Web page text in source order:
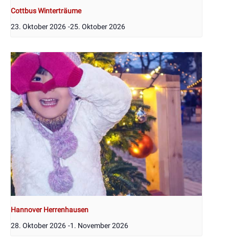
Cottbus Winterträume
23. Oktober 2026 -25. Oktober 2026
Hannover Herrenhausen
28. Oktober 2026 -1. November 2026